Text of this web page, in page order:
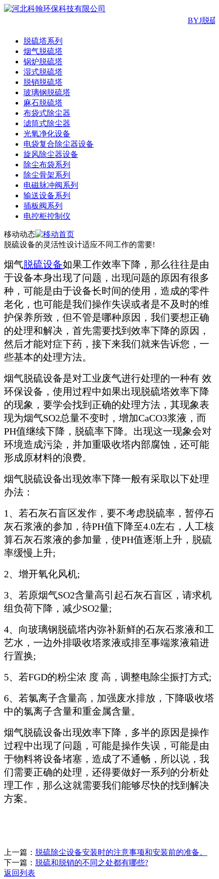
BYJ脱硫
脱硫塔系列
烟气脱硫塔
锅炉脱硫塔
湿式脱硫塔
脱销脱硫塔
玻璃钢脱硫塔
麻石脱硫塔
布袋式除尘器
滤筒式除尘器
光氧净化设备
电袋复合除尘器设备
旋风除尘器设备
除尘布袋系列
除尘骨架系列
电磁脉冲阀系列
输送设备系列
插板阀系列
电控柜控制仪
移动动态
脱硫设备的灵活性设计适应不同工作的需要!
烟气脱硫设备如果工作效率下降，那么往往是由
于设备本身出现了问题，出现问题的原因有很多
种，可能是由于设备长时间的使用，造成的零件
老化，也可能是我们操作失误或者是不及时的维
护保养所致，但不管是哪种原因，我们要想正确
的处理和解决，首先需要找到效率下降的原因，
然后才能对症下药，接下来我们就来告诉您，一
些基本的处理方法。
烟气脱硫设备是对工业废气进行处理的一种有 效
环保设备，使用过程中如果出现脱硫塔效率下降
的现象，要学会找到正确的处理方法，其现象表
现为烟气SO2总量不变时，增加CaCO3浆液，而
PH值继续下降，脱硫率下降。出现这一现象会对
环境造成污染，并加重吸收塔内部腐蚀，还可能
形成原材料的浪费。
烟气脱硫设备出现效率下降一般有采取以下处理
办法：
1、若石灰石盲区发作，要不考虑脱硫率，暂停石
灰石浆液的参加，待PH值下降至4.0左右，人工核
算石灰石浆液的参加量，使PH值逐渐上升，脱硫
率缓慢上升;
2、增开氧化风机;
3、若原烟气SO2含量高引起石灰石盲区，请求机
组负荷下降，减少SO2量;
4、向玻璃钢脱硫塔内弥补新鲜的石灰石浆液和工
艺水，一边外排吸收塔浆液或排至事端浆液箱进
行置换;
5、若FGD的粉尘浓 度 高，调整电除尘振打方式;
6、若氯离子含量高，加强废水排放，下降吸收塔
中的氯离子含量和重金属含量。
烟气脱硫设备出现效率下降，多半的原因是操作
过程中出现了问题，可能是操作失误，可能是由
于物料将设备堵塞，造成了不通畅，所以说，我
们需要正确的处理，还得要做好一系列的分析处
理工作，那么这就需要我们能够尽快的找到解决
方案。
上一篇： 脱硫除尘设备安装时的注意事项和安装前的准备。
下一篇： 脱硫和脱销的不同之处都有哪些?
返回列表